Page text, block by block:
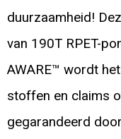
duurzaamheid!
van 190T RPET-
AWARE™ wordt
stoffen en claims
gegarandeerd